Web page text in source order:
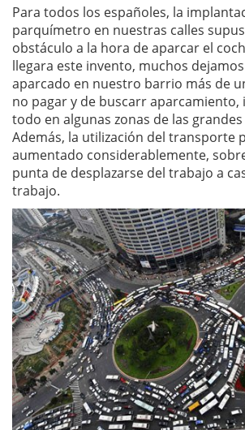
Para todos los españoles, la
parquímetro en nuestras calles
obstáculo a la hora de aparcar el
llegara este invento, muchos
aparcado en nuestro barrio más de
no pagar y de buscarr aparcamiento,
todo en algunas zonas de las
Además, la utilización del transporte
aumentado considerablemente,
punta de desplazarse del trabajo a
trabajo.